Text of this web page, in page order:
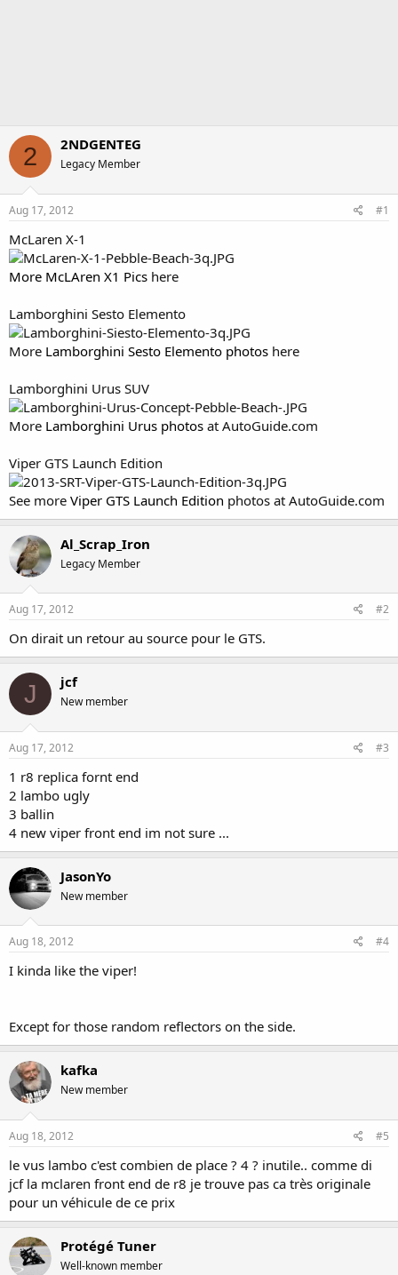
2 2NDGENTEG
Legacy Member
Aug 17, 2012 #1
McLaren X-1
More McLAren X1 Pics here
Lamborghini Sesto Elemento
More Lamborghini Sesto Elemento photos here
Lamborghini Urus SUV
More Lamborghini Urus photos at AutoGuide.com
Viper GTS Launch Edition
See more Viper GTS Launch Edition photos at AutoGuide.com
Al_Scrap_Iron
Legacy Member
Aug 17, 2012 #2
On dirait un retour au source pour le GTS.
J jcf
New member
Aug 17, 2012 #3
1 r8 replica fornt end
2 lambo ugly
3 ballin
4 new viper front end im not sure ...
JasonYo
New member
Aug 18, 2012 #4
I kinda like the viper!
Except for those random reflectors on the side.
kafka
New member
Aug 18, 2012 #5
le vus lambo c'est combien de place ? 4 ? inutile.. comme di
jcf la mclaren front end de r8 je trouve pas ca très originale
pour un véhicule de ce prix
Protégé Tuner
Well-known member